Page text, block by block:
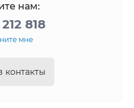
нам:
818
мне
контакты